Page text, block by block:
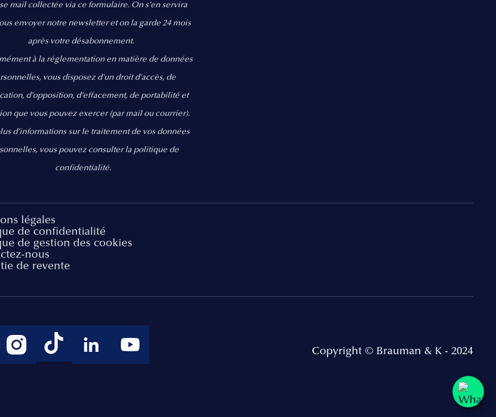
mail collectée via ce formulaire. On s’en servira
envoyer notre newsletter et on la garde 24 mois
après votre désabonnement.
à la réglementation en matière de données
vous disposez d'un droit d'accès, de
d’opposition, d’effacement, de portabilité et
que vous pouvez exercer(par mail ou courrier).
d’informations sur le traitement de vos données
vous pouvez consulter la politique de
confidentialité.
légales
de confidentialité
de gestion des cookies
nous
de revente
Copyright © Brauman & K - 2024